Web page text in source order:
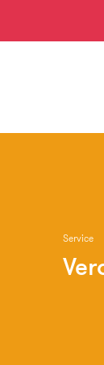
Service